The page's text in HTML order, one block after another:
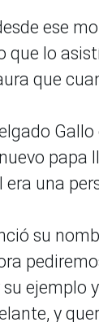
ese
que lo
que
papa
era una
su
ejemplo
y